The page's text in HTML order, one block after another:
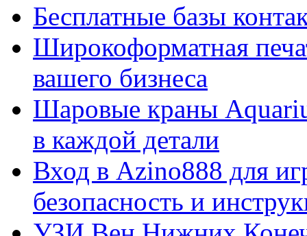
Бесплатные базы
Широкоформатная
вашего бизнеса
Шаровые краны
в каждой детали
Вход в Azino888 для
безопасность и